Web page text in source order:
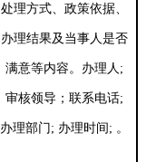
处理方式、政策依据、
办理结果及当事人是否
满意等内容。办理人;
审核领导；联系电话;
办理部门; 办理时间; 。